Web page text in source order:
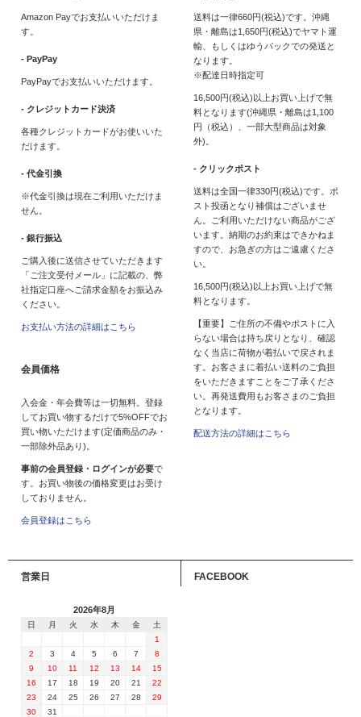
Amazon Payでお支払いいただけま
す。
- PayPay
PayPayでお支払いいただけます。
- クレジットカード決済
各種クレジットカードがお使いいた
だけます。
- 代金引換
※代金引換は現在ご利用いただけま
せん。
- 銀行振込
ご購入後に送信させていただきます
「ご注文受付メール」に記載の、弊
社指定口座へご請求金額をお振込み
ください。
お支払い方法の詳細はこちら
会員価格
入会金・年会費等は一切無料。登録
してお買い物するだけで5%OFFでお
買い物いただけます(定価商品のみ・
一部除外品あり)。
事前の会員登録・ログインが必要で
す。お買い物後の価格変更はお受け
しておりません。
会員登録はこちら
送料は一律660円(税込)です。沖縄
県・離島は1,650円(税込)でヤマト運
輸、もしくはゆうパックでの発送と
なります。
※配達日時指定可
16,500円(税込)以上お買い上げで無
料となります(沖縄県・離島は1,100
円（税込）、一部大型商品は対象
外)。
- クリックポスト
送料は全国一律330円(税込)です。ポ
スト投函となり補償はございませ
ん。ご利用いただけない商品がござ
います。納期のお約束はできかねま
すので、お急ぎの方はご遠慮くださ
い。
16,500円(税込)以上お買い上げで無
料となります。
【重要】ご住所の不備やポストに入
らない場合は持ち戻りとなり、確認
なく当店に荷物が着払いで戻されま
す。お客さまに着払い送料のご負担
をいただきますことをご了承くださ
い。再発送費用もお客さまのご負担
となります。
配送方法の詳細はこちら
営業日
2026年8月
日 月 火 水 木 金
土
1
2
3 4 5 6 7
8
9
10 11 12 13 14
15
16
17 18 19 20 21
22
23
24 25 26 27 28
29
30
31
FACEBOOK